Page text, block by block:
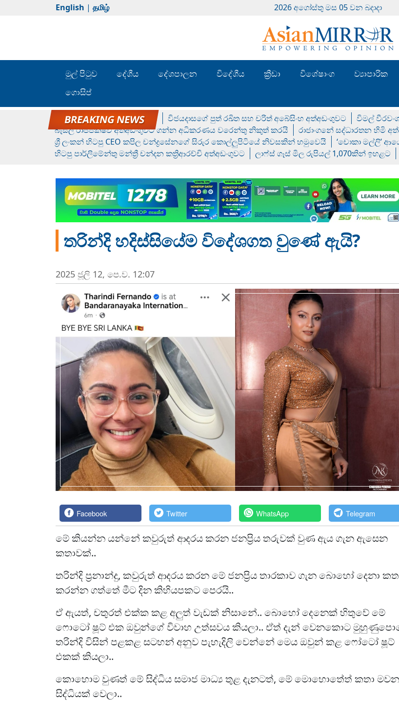
English | தமிழ் 2026 අගෝස්‍තු මස 05 වන බදාදා
මුල් පිටුව දේශීය දේශපාලන විදේශීය ක්‍රීඩා විශේෂාංග ව්‍යාපාරික
ගොසිප්
රන් ගෙනා රුමේෂ්ගේ හෙල්ලය විජයදාසගේ පුත් රඛිත සහ චරිත් අබේසිංහ අත්අඩංගුවට විමල්
බැසිල් රාජපක්ෂව අත්අඩංගුවට ගන්න අධිකරණය වරෙන්තු නිකුත් කරයි
රාජාංගනේ සද්ධාරතන හිමි
ශ්‍රී ලංකන් හිටපු CEO කපිල චන්ද්‍රසේනගේ සිරුර කොල්ලුපිටියේ නිවසකින් හමුවෙයි
‘චොකා මල්ලි’
හිටපු පාර්ලිමේන්තු මන්ත්‍රී චන්දන කත්‍රිආරච්චි අත්අඩංගුවට
ලාෆ්ස් ගෑස් මිල රුපියල් 1,070කින් ඉහළට
තරින්දි හදිස්සියේම විදේශගත වුණේ ඇයි?
2025 ජූලි 12, පෙ.ව. 12:07
Facebook Twitter WhatsApp Telegram
මේ කියන්න යන්නේ කවුරුත් ආදරය කරන ජනප්‍රිය තරුවක් වුණ ඇය ගැන ඇසෙන
කතාවක්..
තරින්දි ප්‍රනාන්දු, කවුරුත් ආදරය කරන මේ ජනප්‍රිය තාරකාව ගැන බොහෝ දෙනා
කරන්න ගත්තේ මීට දින කිහියපකට පෙරයි..
ඒ ඇයත්, චතුරත් එක්ක කළ අලුත් වැඩක් නිසානේ.. බොහෝ දෙනෙක් හිතුවේ මේ
ෆොටෝ ෂූට් එක ඔවුන්ගේ විවාහ උත්සවය කියලා.. ඒත් දැන් වෙනකොට
තරින්දි විසින් පළකළ සටහන් අනුව පැහැදිලි වෙන්නේ මෙය ඔවුන් කළ ෆෝටෝ ෂූට්
එකක් කියලා..
කොහොම වුණත් මේ සිද්ධිය සමාජ මාධ්‍ය තුළ දැනටත්, මේ මොහොතේත් කතා මවන
සිද්ධියක් වෙලා..